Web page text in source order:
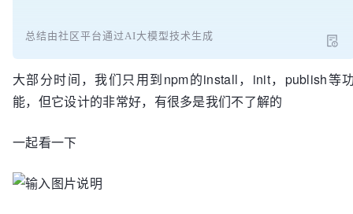
总结由社区平台通过AI大模型技术生成
大部分时间，我们只用到npm的install，init，publish等
能，但它设计的非常好，有很多是我们不了解的
一起看一下